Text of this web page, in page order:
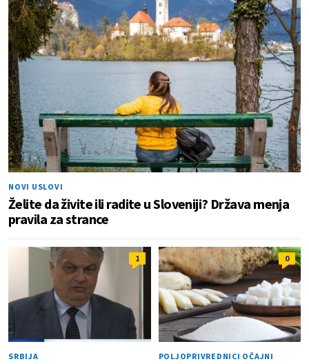
NOVI USLOVI
Želite da živite ili radite u Sloveniji? Država menja
pravila za strance
1
SRBIJA
0
POLJOPRIVREDNICI OČAJNI